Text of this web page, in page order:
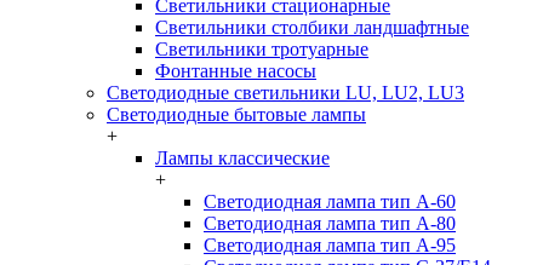
Светильники стационарные
Светильники столбики ландшафтные
Светильники тротуарные
Фонтанные насосы
Светодиодные светильники LU, LU2, LU3
Светодиодные бытовые лампы
+
Лампы классические
+
Светодиодная лампа тип A-60
Светодиодная лампа тип A-80
Светодиодная лампа тип A-95